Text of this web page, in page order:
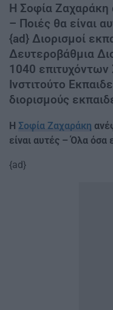
Η Σοφία Ζαχαράκη
– Ποιές θα είναι
{ad} Διορισμοί
Δευτεροβάθμια
1040 επιτυχόντων
Ινστιτούτο
διορισμούς
Η Σοφία Ζαχαράκη
είναι αυτές – Όλα όσα
{ad}